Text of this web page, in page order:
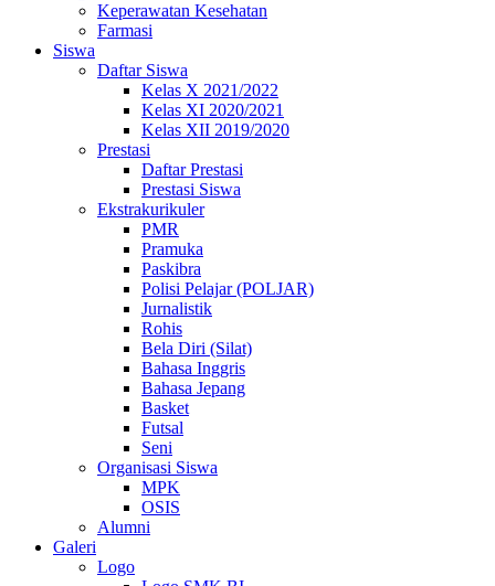
Keperawatan Kesehatan
Farmasi
Siswa
Daftar Siswa
Kelas X 2021/2022
Kelas XI 2020/2021
Kelas XII 2019/2020
Prestasi
Daftar Prestasi
Prestasi Siswa
Ekstrakurikuler
PMR
Pramuka
Paskibra
Polisi Pelajar (POLJAR)
Jurnalistik
Rohis
Bela Diri (Silat)
Bahasa Inggris
Bahasa Jepang
Basket
Futsal
Seni
Organisasi Siswa
MPK
OSIS
Alumni
Galeri
Logo